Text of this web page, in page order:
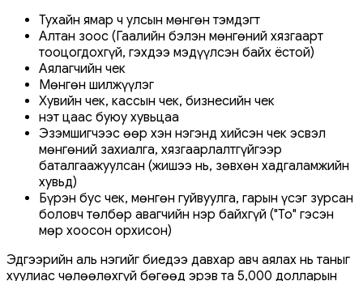
Тухайн ямар ч улсын мөнгөн тэмдэгт
Алтан зоос (Гаалийн бэлэн мөнгөний хязгаарт
тооцогдохгүй, гэхдээ мэдүүлсэн байх ёстой)
Аялагчийн чек
Мөнгөн шилжүүлэг
Хувийн чек, кассын чек, бизнесийн чек
Үнэт цаас буюу хувьцаа
Эзэмшигчээс өөр хэн нэгэнд хийсэн чек эсвэл
мөнгөний захиалга, хязгаарлалтгүйгээр
баталгаажуулсан (жишээ нь, зөвхөн хадгаламжийн
хувьд)
Бүрэн бус чек, мөнгөн гуйвуулга, гарын үсэг зурсан
боловч төлбөр авагчийн нэр байхгүй ("To" гэсэн
мөр хоосон орхисон)
Эдгээрийн аль нэгийг биедээ давхар авч аялах нь таныг
хуулиас чөлөөлөхгүй бөгөөд эрэв та 5,000 долларын